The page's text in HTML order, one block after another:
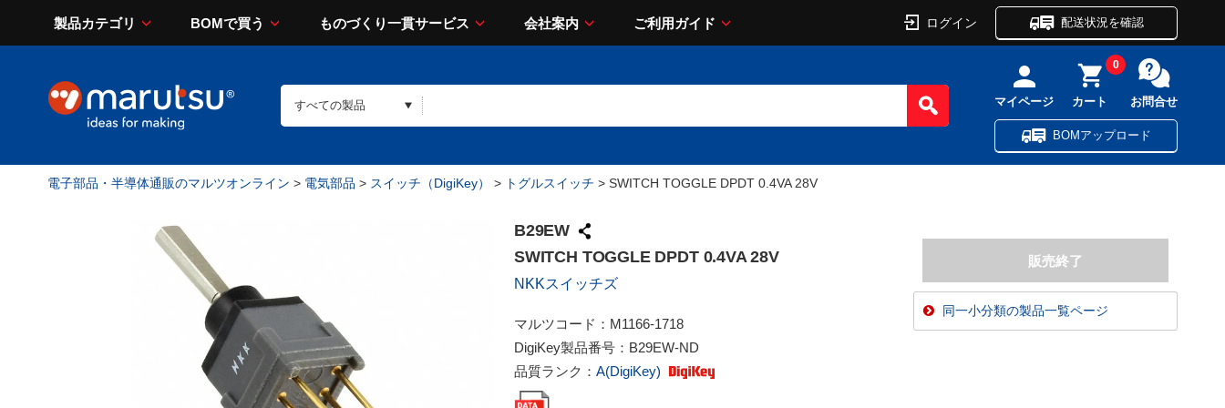
製品カテゴリ BOMで買う ものづくり一貫サービス 会社案内 ご利用ガイド ログイン 配送状況を確認
マイページ カート
0
お問合せ
BOMアップロード
電子部品・半導体通販のマルツオンライン > 電気部品 > スイッチ（DigiKey） > トグルスイッチ > SWITCH TOGGLE DPDT 0.4VA 28V
B29EW
SWITCH TOGGLE DPDT 0.4VA 28V
NKKスイッチズ
マルツコード： M1166-1718
DigiKey製品番号： B29EW-ND
品質ランク： A(DigiKey)
同一小分類の製品一覧ページ